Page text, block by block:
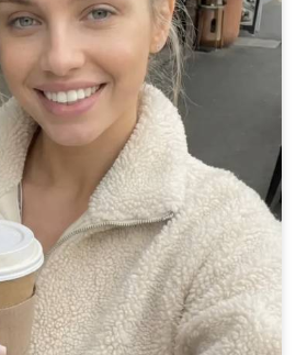
upload your own photo
100% FREE
×10 more visibility